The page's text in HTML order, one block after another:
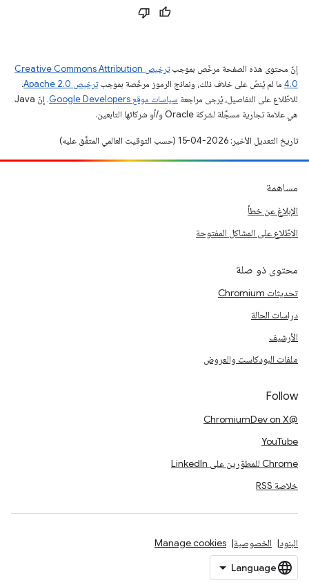
إنّ محتوى هذه الصفحة مرخّص بموجب
ترخيص Creative Commons Attribution
4.0‏ ما لم يُنصّ على خلاف ذلك، ونماذج الرموز مرخّصة بموجبترخيص Apache 2.0‏
.
للاطّلاع على التفاصيل، يُرجى مراجعة سياسات موقع Google Developers‏
. إنّ Java
هي علامة تجارية مسجَّلة لشركة Oracle و/أو شركائها التابعين.
تاريخ التعديل الأخير: 2026-04-15 (حسب التوقيت العالمي المتفَّق عليه)
مساهمة
الإبلاغ عن خطأ
الاطّلاع على المشاكل المفتوحة
محتوى ذو صلة
تحديثات Chromium
دراسات الحالة
الأرشيف
ملفات البودكاست والعروض
Follow
@ChromiumDev on X
YouTube
Chrome للمطوّرين على LinkedIn
خلاصة RSS
البنود الخصوصية Manage cookies